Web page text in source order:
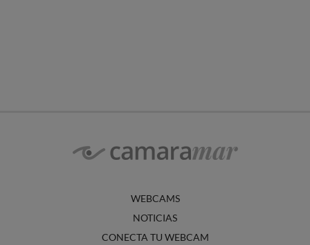
WEBCAMS
NOTICIAS
CONECTA TU WEBCAM